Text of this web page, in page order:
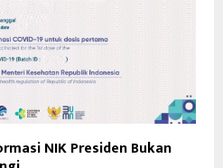
NIK Presiden Bukan